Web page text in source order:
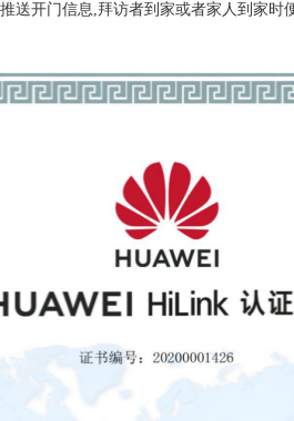
送开门信息,拜访者到家或者家人到家时